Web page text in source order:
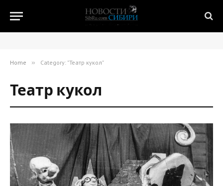
Home » Category: "Театр кукол"
Театр кукол